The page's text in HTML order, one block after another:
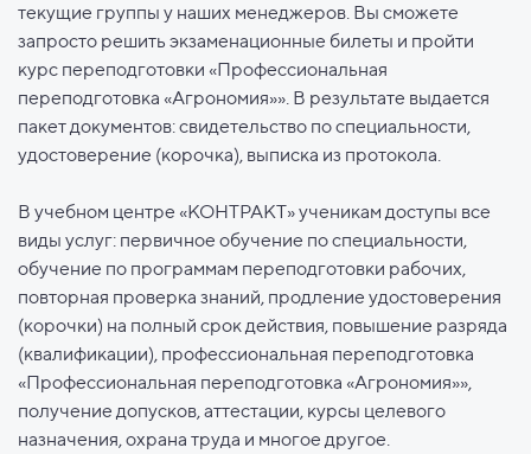
текущие группы у наших менеджеров. Вы сможете
запросто решить экзаменационные билеты и пройти
курс переподготовки «Профессиональная
переподготовка «Агрономия»». В результате выдается
пакет документов: свидетельство по специальности,
удостоверение (корочка), выписка из протокола.
В учебном центре «КОНТРАКТ» ученикам доступы все
виды услуг: первичное обучение по специальности,
обучение по программам переподготовки рабочих,
повторная проверка знаний, продление удостоверения
(корочки) на полный срок действия, повышение разряда
(квалификации), профессиональная переподготовка
«Профессиональная переподготовка «Агрономия»»,
получение допусков, аттестации, курсы целевого
назначения, охрана труда и многое другое.